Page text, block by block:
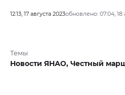
12:13, 17 августа 2023обновлено: 07:04, 18
Темы
Новости ЯНАО, Честный